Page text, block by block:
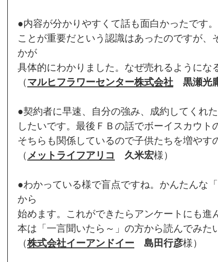
●内容が分かりやすくて話も面白かったです
ことが重要だという認識はあったのですが、
かが
具体的にわかりました。なぜ売れるようにな
（マルヒフラワーセンター株式会社 黒瀬光
●契約者に早速、自分の強み、成約してくれ
したいです。最後ＦＢの話でボーイスカウト
そちらも関係しているので子供たちを増やす
（ メットライフアリコ 久米宏様）
●わかっている様で盲点ですね。かんたんな
から
始めます。これができたらアンケートにも進
本は「一言聞いたら～」の方から読んでみた
（株式会社イーアンドイー 島田行彦様）